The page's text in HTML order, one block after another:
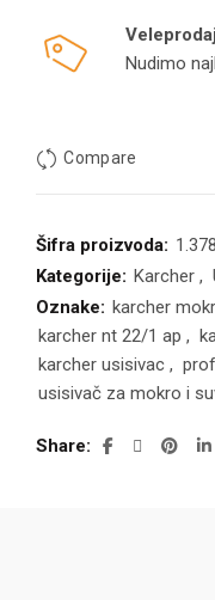
Nudimo
Compare
Šifra proizvoda:
Kategorije: Karcher ,
Oznake: karcher
karcher nt 22/1 ap ,
karcher usisivac ,
usisivač za mokro i
Share